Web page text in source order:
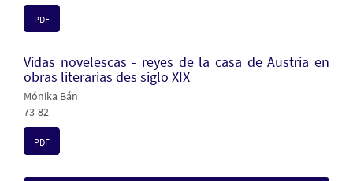
PDF
Vidas novelescas - reyes de la casa de Austria en
obras literarias des siglo XIX
Mónika Bán
73-82
PDF